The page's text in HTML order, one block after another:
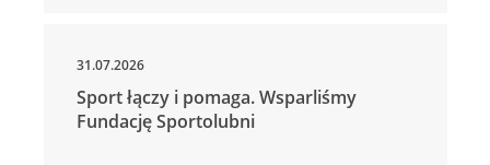
31.07.2026
Sport łączy i pomaga. Wsparliśmy
Fundację Sportolubni